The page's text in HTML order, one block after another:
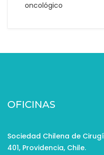
oncológico
OFICINAS
Sociedad Chilena de
401, Providencia, Chile.